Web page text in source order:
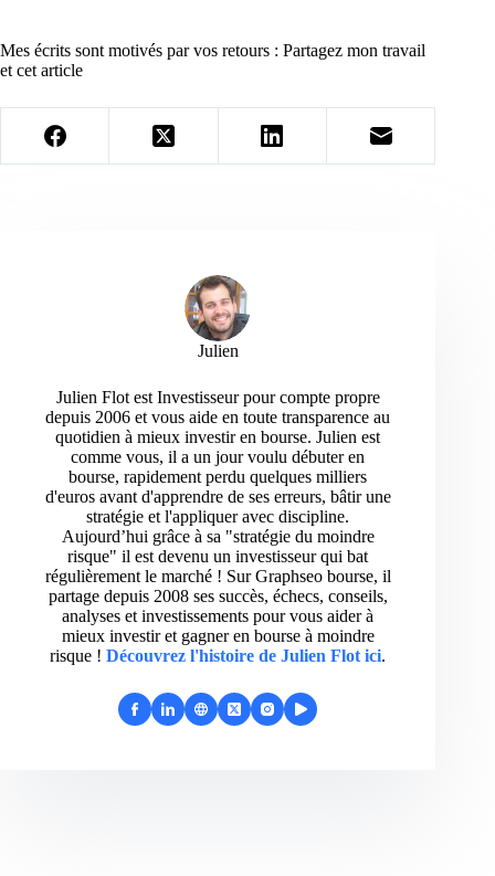
Mes écrits sont motivés par vos retours : Partagez mon travail
et cet article
Julien
Julien Flot est Investisseur pour compte propre
depuis 2006 et vous aide en toute transparence au
quotidien à mieux investir en bourse. Julien est
comme vous, il a un jour voulu débuter en
bourse, rapidement perdu quelques milliers
d'euros avant d'apprendre de ses erreurs, bâtir une
stratégie et l'appliquer avec discipline.
Aujourd’hui grâce à sa "stratégie du moindre
risque" il est devenu un investisseur qui bat
régulièrement le marché ! Sur Graphseo bourse, il
partage depuis 2008 ses succès, échecs, conseils,
analyses et investissements pour vous aider à
mieux investir et gagner en bourse à moindre
risque ! Découvrez l'histoire de Julien Flot ici.